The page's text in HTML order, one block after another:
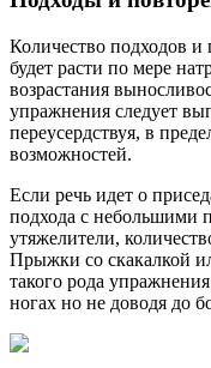
Количество подходов
будет расти по мере
возрастания
упражнения следует
переусердствуя, в
возможностей.
Если речь идет о
подхода с небольшими
утяжелители,
Прыжки со скакалкой
такого рода
ногах но не доводя до